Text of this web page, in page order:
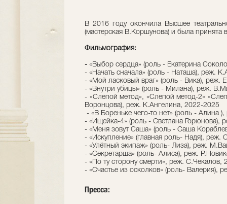
В 2016 году окончила Высшее
(мастерская В.Коршунова) и была принята
Фильмография:
- «Выбор сердца» (роль - Екатерина
- «Начать сначала» (роль - Наташа), реж.
- «Мой ласковый враг» (роль - Вика), реж.
- «Внутри убицы» (роль - Милана), реж.
- «Слепой метод», «Слепой метод-2»
Воронцова), реж. К.Ангелина, 2022-2025
- «В Бореньке чего-то нет» (роль - Алина
- «Ищейка-4» (роль - Светлана Горюнова),
- «Меня зовут Саша» (роль - Саша
- «Искупление» (главная роль- Надя), реж.
- «Улётный экипаж» (роль- Лиза), реж.
- «Секретарша» (роль- Алиса), реж.
- «По ту сторону смерти», реж. С.Чекалов,
- «Счастье из осколков» (роль- Валерия),
Пресса: